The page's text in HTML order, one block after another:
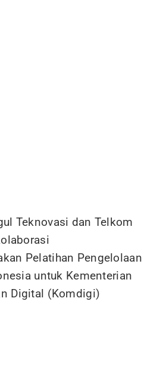
Teknovasi dan Telkom
Pelatihan Pengelolaan
untuk Kementerian
Digital (Komdigi)